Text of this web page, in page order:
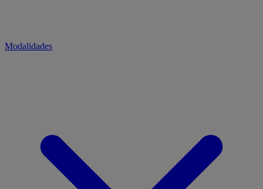
Modalidades